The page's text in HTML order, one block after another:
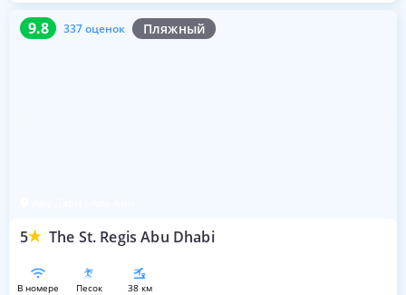
9.8 337 оценок Пляжный
5 The St. Regis Abu Dhabi
9.8 337 оценок
в номере песок 38 км